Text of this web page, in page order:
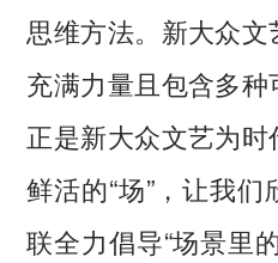
思维方法。新大众文
充满力量且包含多种
正是新大众文艺为
鲜活的“场”，让我
联全力倡导“场景里